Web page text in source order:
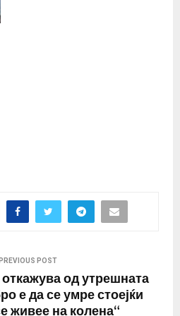
PREVIOUS POST
од утрешната
е да се умре стоејќи